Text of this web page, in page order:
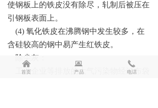
使钢板上的铁皮没有除尽，轧制后被压在
引钢板表面上。
(4) 氧化铁皮在沸腾钢中发生较多，在
含硅较高的钢中易产生红铁皮。
除尘灰：
工业企业等排放的大气污染物经过布袋
낀
首页
뀵
产品
끅
电话